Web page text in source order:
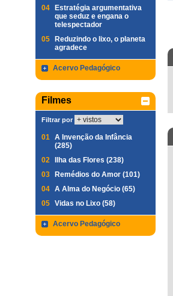
04
Estratégia argumentativa
que seduz e engana o
telespectador
05
Reduzindo o lixo, o planeta
agradece
Acervo Pedagógico
Filmes
Filtrar por
01 A Invenção da Infância
(285)
02
Ilha das Flores (238)
03
Remédios do Amor (101)
04 A Alma do Negócio (65)
05 Vidas no Lixo (58)
Acervo Pedagógico